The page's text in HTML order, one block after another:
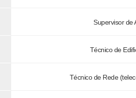
Supervisor de
Técnico de
Técnico de Rede